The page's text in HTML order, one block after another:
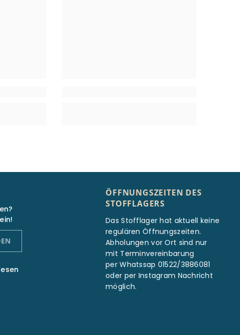
ÖFFNUNGSZEITEN DES
STOFFLAGERS
Das Stofflager hat aktuell keine
regulären Öffnungszeiten.
Abholungen vor Ort sind nur
mit Terminvereinbarung
per Whatssap 01522/3886081
oder per Instagram Nachricht
möglich.